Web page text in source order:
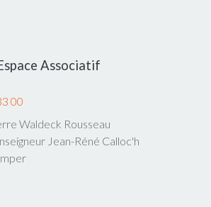
Associatif
00
Waldeck Rousseau
Jean-Réné Calloc'h